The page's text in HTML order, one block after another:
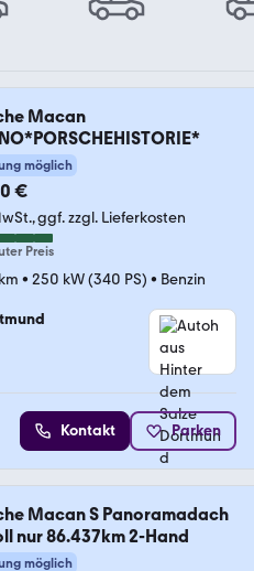
Macan
möglich
€
ggf. zzgl. Lieferkosten
Preis
• 250 kW (340 PS) • Benzin
Kontakt Parken
Macan S Panoramadach
nur 86.437km 2-Hand
möglich